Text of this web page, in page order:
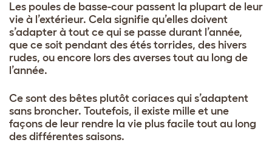
Les poules de basse-cour passent la plupart de leur
vie à l’extérieur. Cela signifie qu’elles doivent
s’adapter à tout ce qui se passe durant l’année,
que ce soit pendant des étés torrides, des hivers
rudes, ou encore lors des averses tout au long de
l’année.
Ce sont des bêtes plutôt coriaces qui s’adaptent
sans broncher. Toutefois, il existe mille et une
façons de leur rendre la vie plus facile tout au long
des différentes saisons.